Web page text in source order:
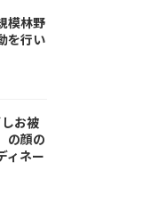
模林野
を行い
お被
の顔の
ィネー